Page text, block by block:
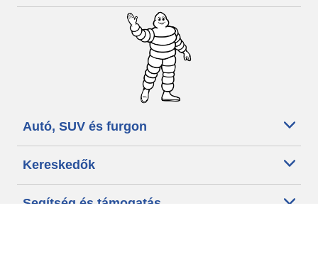
Autó, SUV és furgon
Kereskedők
Segítség és támogatás